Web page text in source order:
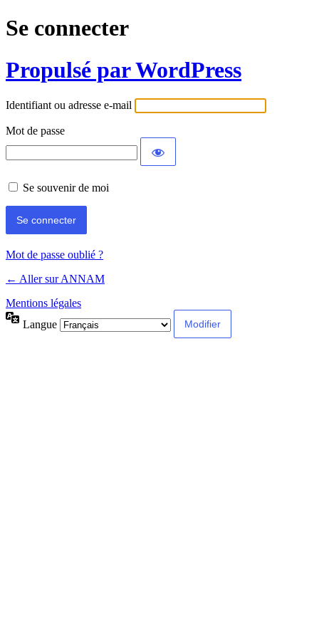
Se connecter
Propulsé par WordPress
Identifiant ou adresse e-mail
Mot de passe
Se souvenir de moi
Mot de passe oublié ?
← Aller sur ANNAM
Mentions légales
Langue